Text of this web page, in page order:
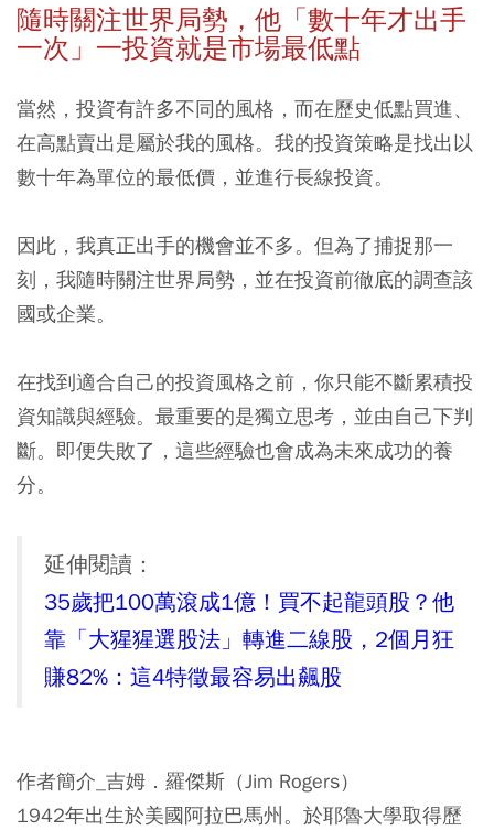
隨時關注世界局勢，他「數十年才出手
一次」一投資就是市場最低點
當然，投資有許多不同的風格，而在歷史低點買進、
在高點賣出是屬於我的風格。我的投資策略是找出以
數十年為單位的最低價，並進行長線投資。
因此，我真正出手的機會並不多。但為了捕捉那一
刻，我隨時關注世界局勢，並在投資前徹底的調查該
國或企業。
在找到適合自己的投資風格之前，你只能不斷累積投
資知識與經驗。最重要的是獨立思考，並由自己下判
斷。即便失敗了，這些經驗也會成為未來成功的養
分。
延伸閱讀：
35歲把100萬滾成1億！買不起龍頭股？他
靠「大猩猩選股法」轉進二線股，2個月狂
賺82%：這4特徵最容易出飆股
作者簡介_吉姆．羅傑斯（Jim Rogers）
1942年出生於美國阿拉巴馬州。於耶魯大學取得歷